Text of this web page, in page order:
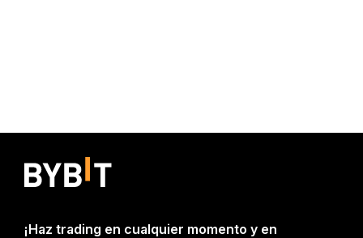
¡Haz trading en cualquier momento y en